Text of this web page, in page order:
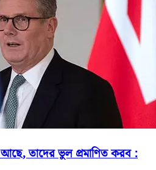
তাদের ভুল প্রমাণিত করব :